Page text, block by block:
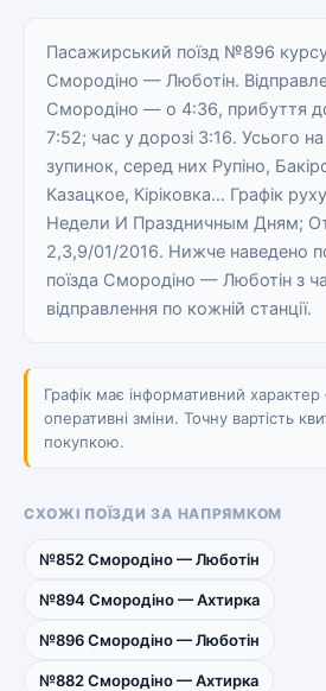
Пасажирський поїзд №896
Смородіно — Люботін.
Смородіно — о 4:36, прибуття
7:52; час у дорозі 3:16. Усього
зупинок, серед них Рупіно,
Казацкое, Кіріковка… Графік
Недели И Праздничным Дням;
2,3,9/01/2016. Нижче наведено
поїзда Смородіно — Люботін з
відправлення по кожній станції.
Графік має інформативний
оперативні зміни. Точну вартість
покупкою.
СХОЖІ ПОЇЗДИ ЗА НАПРЯМКОМ
№852 Смородіно — Люботін
№894 Смородіно — Ахтирка
№896 Смородіно — Люботін
№882 Смородіно — Ахтирка